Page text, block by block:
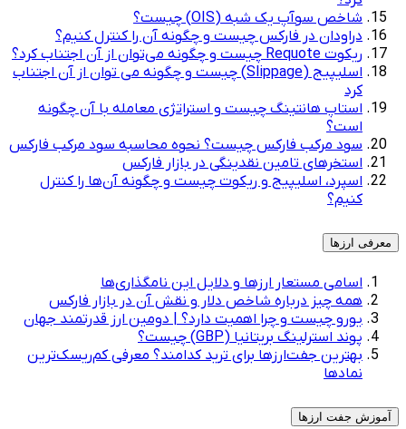
شاخص سوآپ یک شبه (OIS) چیست؟
دراودان در فارکس چیست و چگونه آن را کنترل کنیم؟
ریکوت Requote چیست و چگونه می‌توان از آن اجتناب کرد؟
اسلیپیج (Slippage) چیست و چگونه می توان از آن اجتناب
کرد
استاپ هانتینگ چیست و استراتژی معامله با آن چگونه
است؟
سود مرکب فارکس چیست؟ نحوه محاسبه سود مرکب فارکس
استخرهای تامین نقدینگی در بازار فارکس
اسپرد، اسلیپیج و ریکوت چیست و چگونه آن‌ها را کنترل
کنیم؟
معرفی ارزها
اسامی مستعار ارزها و دلایل این نامگذاری‌ها
همه چیز درباره شاخص دلار و نقش آن در بازار فارکس
یورو چیست و چرا اهمیت دارد؟ | دومین ارز قدرتمند جهان
پوند استرلینگ بریتانیا (GBP) چیست؟
بهترین جفت‌ارزها برای ترید کدامند؟ معرفی کم‌ریسک‌ترین
نمادها
آموزش جفت ارزها